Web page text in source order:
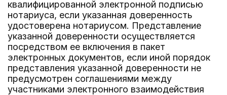
квалифицированной электронной подписью
нотариуса, если указанная доверенность
удостоверена нотариусом. Представление
указанной доверенности осуществляется
посредством ее включения в пакет
электронных документов, если иной порядок
представления указанной доверенности не
предусмотрен соглашениями между
участниками электронного взаимодействия